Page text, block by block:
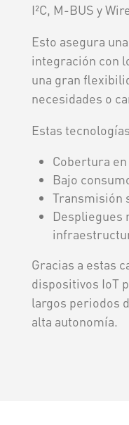
I²C, M-BUS y
Esto asegura
integración con
una gran
necesidades o
Estas
Cobertura
Bajo
Transmisión
Despliegues
Gracias a estas
dispositivos IoT
largos periodos
alta autonomía.